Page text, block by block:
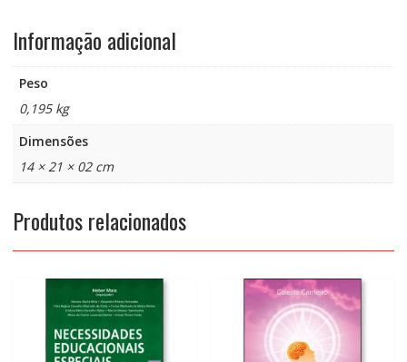
Informação adicional
Peso
0,195 kg
Dimensões
14 × 21 × 02 cm
Produtos relacionados